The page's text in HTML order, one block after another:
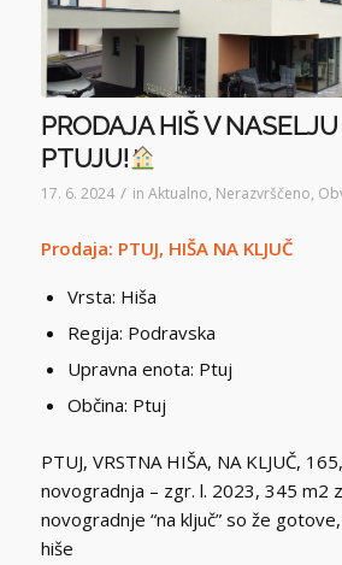
PRODAJA HIŠ V
PTUJU!
17. 6. 2024 / in Aktualno, Nerazvrščeno,
Prodaja: PTUJ, HIŠA NA KLJUČ
Vrsta: Hiša
Regija: Podravska
Upravna enota: Ptuj
Občina: Ptuj
PTUJ, VRSTNA HIŠA, NA KLJUČ,
novogradnja – zgr. l. 2023, 345 m2
novogradnje “na ključ” so že
hiše